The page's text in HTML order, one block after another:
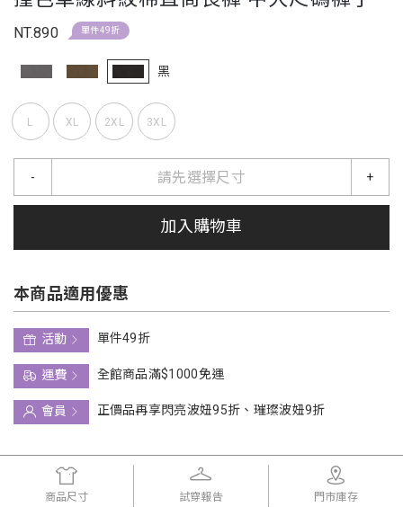
NT.890 單件49折
黑
L XL 2XL 3XL
請先選擇尺寸
- +
加入購物車
本商品適用優惠
活動
單件49折
運費
全館商品滿$1000免運
會員
正價品再享閃亮波妞95折、璀璨波妞9折
商品尺寸 試穿報告 門市庫存